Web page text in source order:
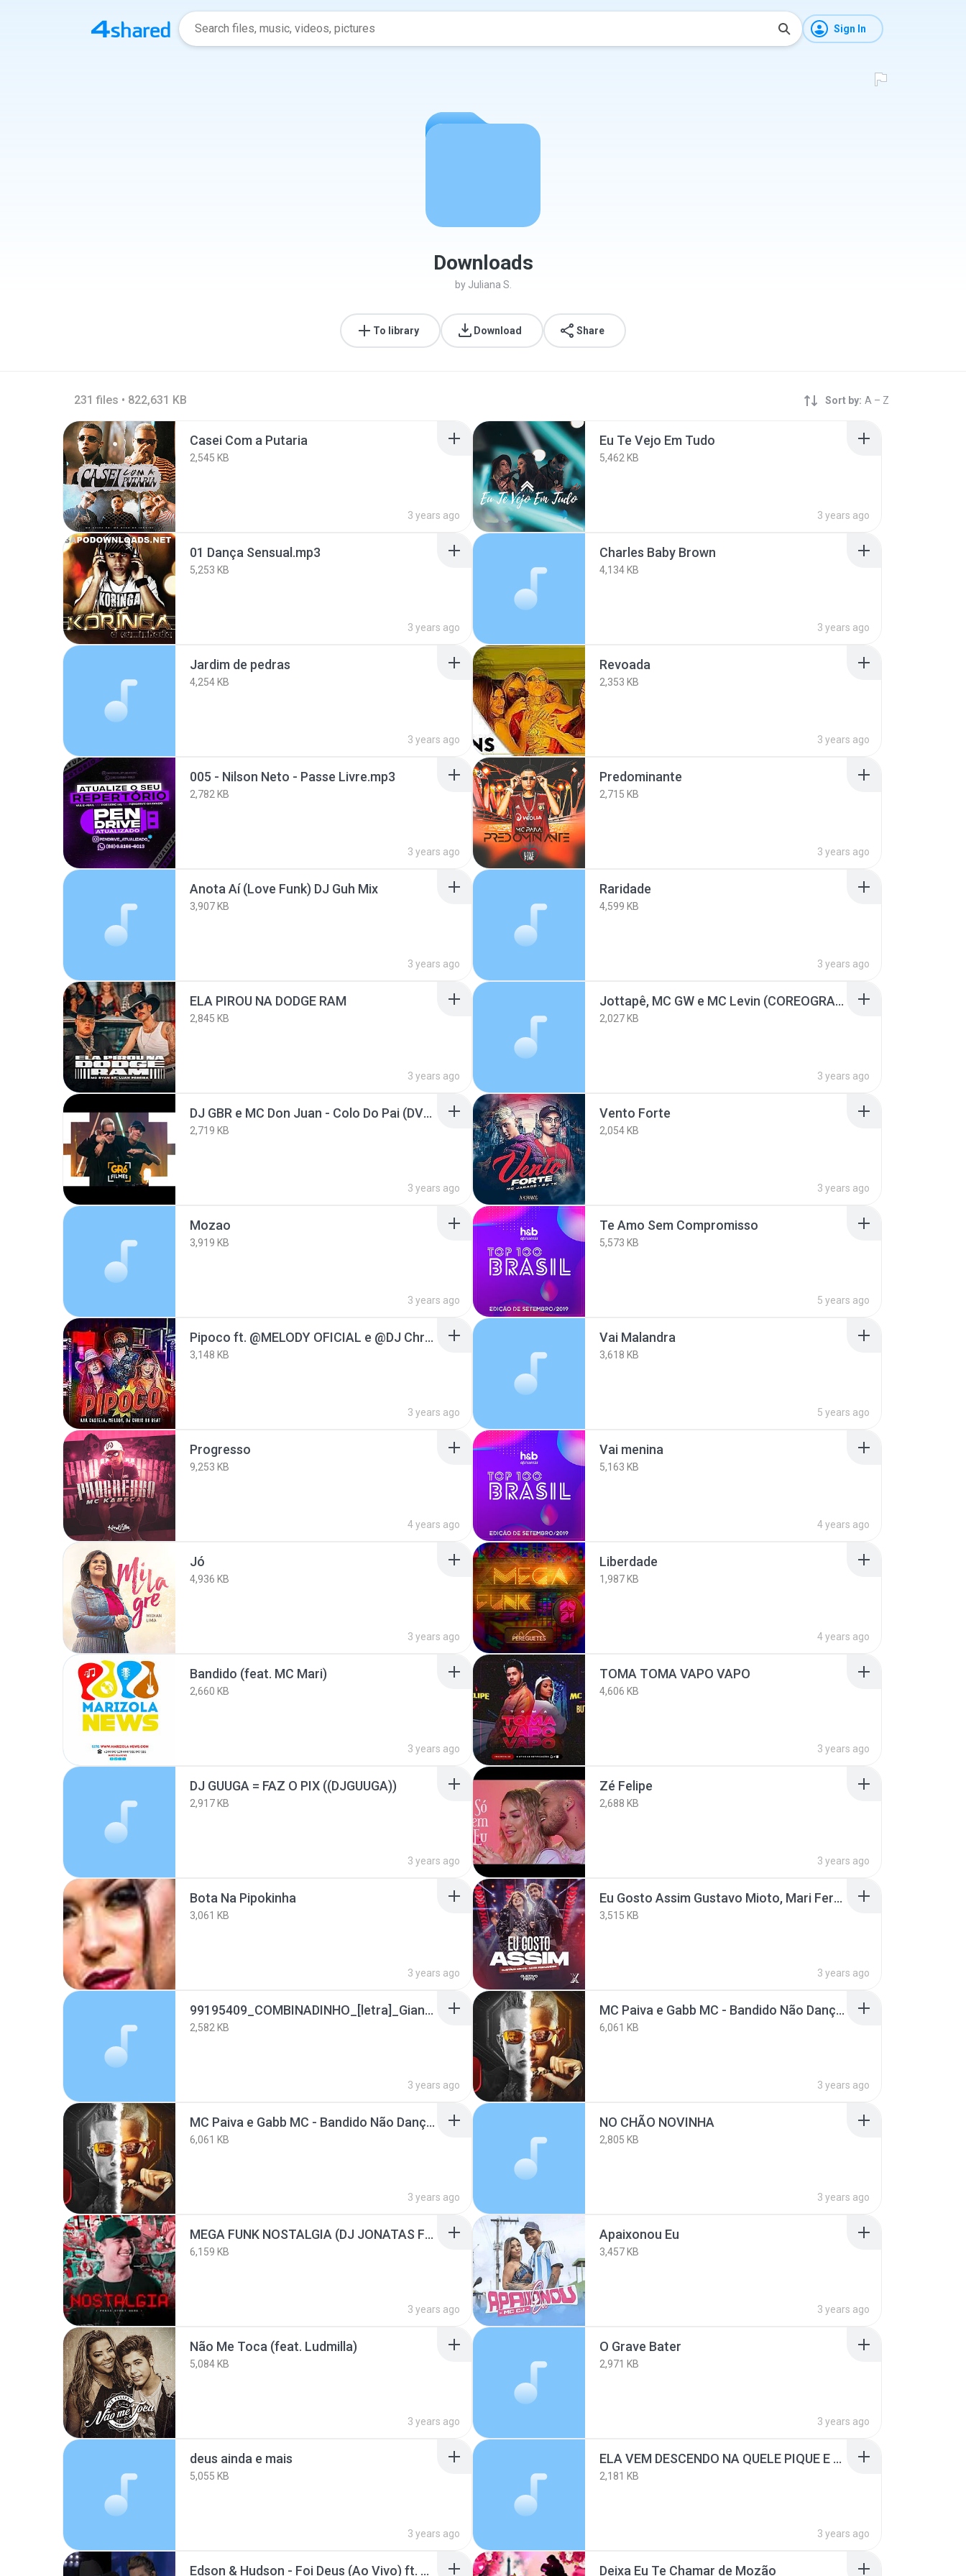
Sign In
Downloads
by Juliana S.
To library Download Share
231 files • 822,631 KB Sort by: A – Z
Casei Com a Putaria
2,545 KB
3 years ago
Eu Te Vejo Em Tudo
5,462 KB
3 years ago
01 Dança Sensual.mp3
5,253 KB
3 years ago
Charles Baby Brown
4,134 KB
3 years ago
Jardim de pedras
4,254 KB
3 years ago
Revoada
2,353 KB
3 years ago
005 - Nilson Neto - Passe Livre.mp3
2,782 KB
3 years ago
Predominante
2,715 KB
3 years ago
Anota Aí (Love Funk) DJ Guh Mix
3,907 KB
3 years ago
Raridade
4,599 KB
3 years ago
ELA PIROU NA DODGE RAM
2,845 KB
3 years ago
Jottapê, MC GW e MC Levin (COREOGRAFIA OFICIAL)
2,027 KB
3 years ago
DJ GBR e MC Don Juan - Colo Do Pai (DVD No Pique do GBR) Faixa 2
2,719 KB
3 years ago
Vento Forte
2,054 KB
3 years ago
Mozao
3,919 KB
3 years ago
Te Amo Sem Compromisso
5,573 KB
5 years ago
Pipoco ft. @MELODY OFICIAL e @DJ Chris no Beat (Clipe Oficial)
3,148 KB
3 years ago
Vai Malandra
3,618 KB
5 years ago
Progresso
9,253 KB
4 years ago
Vai menina
5,163 KB
4 years ago
Jó
4,936 KB
3 years ago
Liberdade
1,987 KB
4 years ago
Bandido (feat. MC Mari)
2,660 KB
3 years ago
TOMA TOMA VAPO VAPO
4,606 KB
3 years ago
DJ GUUGA = FAZ O PIX ((DJGUUGA))
2,917 KB
3 years ago
Zé Felipe
2,688 KB
3 years ago
Bota Na Pipokinha
3,061 KB
3 years ago
Eu Gosto Assim Gustavo Mioto, Mari Fernandez
3,515 KB
3 years ago
99195409_COMBINADINHO_[letra]_Giana_Mello_feat._Donatto_&_Mc_G15.mp3
2,582 KB
3 years ago
MC Paiva e Gabb MC - Bandido Não Dança (Love Funk) DJ Alladin
6,061 KB
3 years ago
MC Paiva e Gabb MC - Bandido Não Dança (Love Funk) DJ Alladin
6,061 KB
3 years ago
NO CHÃO NOVINHA
2,805 KB
3 years ago
MEGA FUNK NOSTALGIA (DJ JONATAS FELIPE)
6,159 KB
3 years ago
Apaixonou Eu
3,457 KB
3 years ago
Não Me Toca (feat. Ludmilla)
5,084 KB
3 years ago
O Grave Bater
2,971 KB
3 years ago
deus ainda e mais
5,055 KB
3 years ago
ELA VEM DESCENDO NA QUELE PIQUE E SUBINDO NA QUELE
2,181 KB
3 years ago
Edson & Hudson - Foi Deus (Ao Vivo) ft. Luan Santa Deixa Eu Te Chamar de Mozão